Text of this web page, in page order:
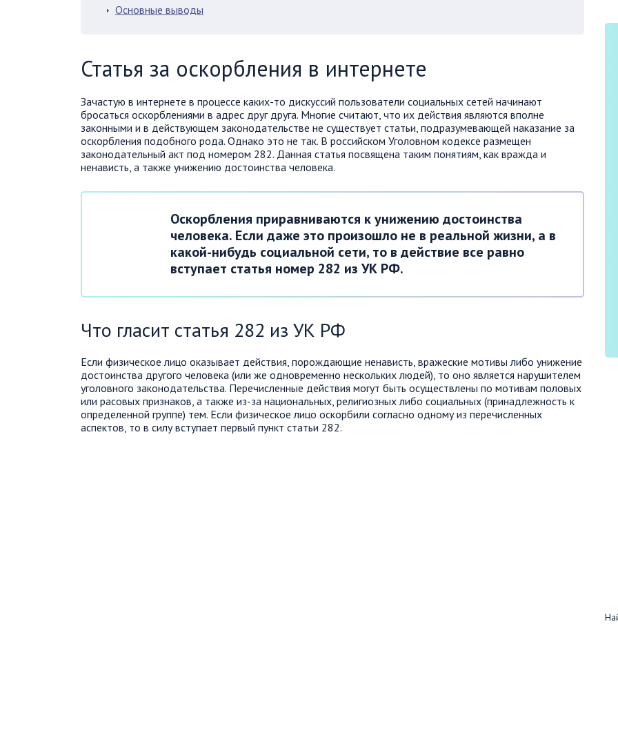
Основные выводы
Статья за оскорбления в интернете
Зачастую в интернете в процессе каких-то дискуссий пользователи социальных сетей начинают
бросаться оскорблениями в адрес друг друга. Многие считают, что их действия являются вполне
законными и в действующем законодательстве не существует статьи, подразумевающей наказание за
оскорбления подобного рода. Однако это не так. В российском Уголовном кодексе размещен
законодательный акт под номером 282. Данная статья посвящена таким понятиям, как вражда и
ненависть, а также унижению достоинства человека.
Оскорбления приравниваются к унижению достоинства
человека. Если даже это произошло не в реальной жизни, а в
какой-нибудь социальной сети, то в действие все равно
вступает статья номер 282 из УК РФ.
Что гласит статья 282 из УК РФ
Если физическое лицо оказывает действия, порождающие ненависть, вражеские мотивы либо унижение
достоинства другого человека (или же одновременно нескольких людей), то оно является нарушителем
уголовного законодательства. Перечисленные действия могут быть осуществлены по мотивам половых
или расовых признаков, а также из-за национальных, религиозных либо социальных (принадлежность к
определенной группе) тем. Если физическое лицо оскорбили согласно одному из перечисленных
аспектов, то в силу вступает первый пункт статьи 282.